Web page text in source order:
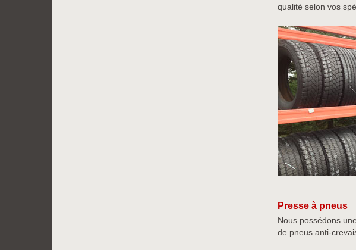
qualité selon vos
Presse à pneus
Nous possédons
de pneus anti-